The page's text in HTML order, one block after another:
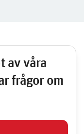
av våra
frågor om